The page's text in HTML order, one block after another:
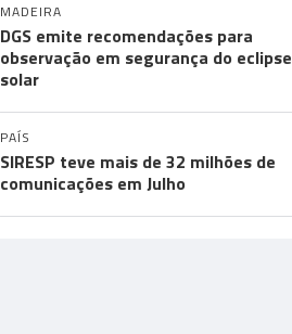
MADEIRA
DGS emite recomendações para
observação em segurança do eclipse
solar
PAÍS
SIRESP teve mais de 32 milhões de
comunicações em Julho